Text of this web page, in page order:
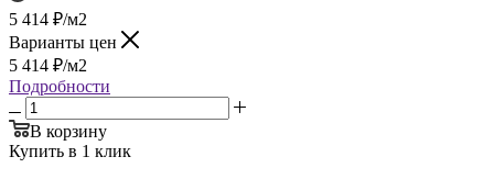
5 414 ₽/м2
Варианты цен
5 414 ₽/м2
Подробности
В корзину
Купить в 1 клик